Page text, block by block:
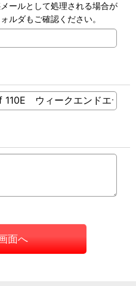
ールとして処理される場合が
ルダもご確認ください。
面へ